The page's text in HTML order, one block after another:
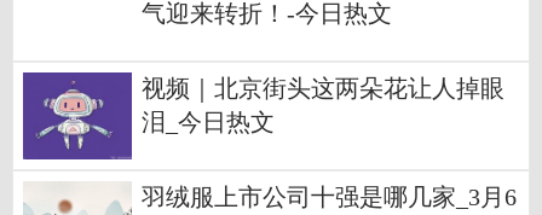
气迎来转折！-今日热文
视频｜北京街头这两朵花让人掉眼
泪_今日热文
羽绒服上市公司十强是哪几家_3月6